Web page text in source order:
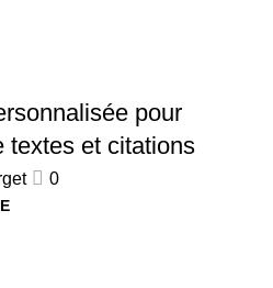
pour
textes et citations
0